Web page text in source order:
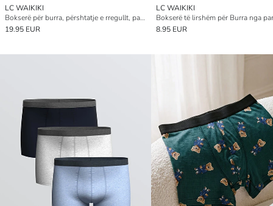
LC WAIKIKI
Bokserë për burra, përshtatje e rregullt, paketime treshe (3 copë)
19.95 EUR
LC WAIKIKI
8.95 EUR